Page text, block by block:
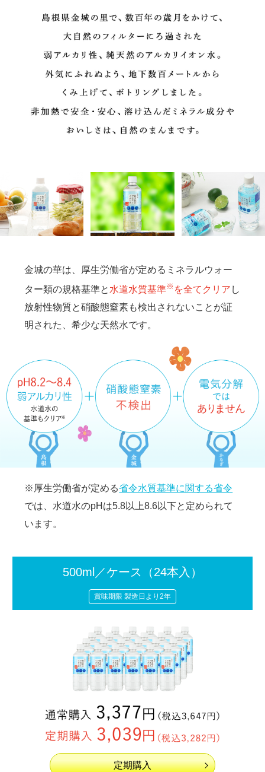
金城の華は、厚生労働省が定めるミネラルウォー
ター類の規格基準と 水道水質基準※ を全てクリア し
放射性物質と硝酸態窒素も検出されないことが証
明された、希少な天然水です。
※厚生労働省が定める省令水質基準に関する省令
では、 水道水のpHは5.8以上8.6以下と定められて
います。
500ml／ケース （24本入）
賞味期限 製造日より2年
定期購入